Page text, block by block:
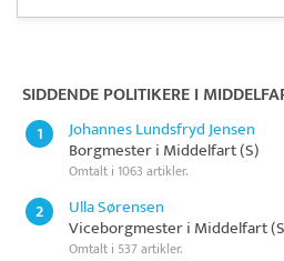
SIDDENDE POLITIKERE I
1 Johannes Lundsfryd Jensen
Borgmester i Middelfart (S)
Omtalt i 1063 artikler.
2 Ulla Sørensen
Viceborgmester i Middelfart
Omtalt i 537 artikler.